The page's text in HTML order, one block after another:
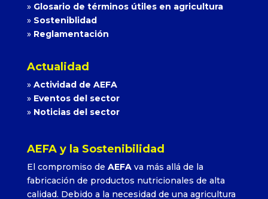
» Glosario de términos útiles en agricultura
» Sosteniblidad
» Reglamentación
Actualidad
» Actividad de AEFA
» Eventos del sector
» Noticias del sector
AEFA y la Sostenibilidad
El compromiso de AEFAva más allá de la
fabricación de productos nutricionales de alta
calidad. Debido a la necesidad de una agricultura